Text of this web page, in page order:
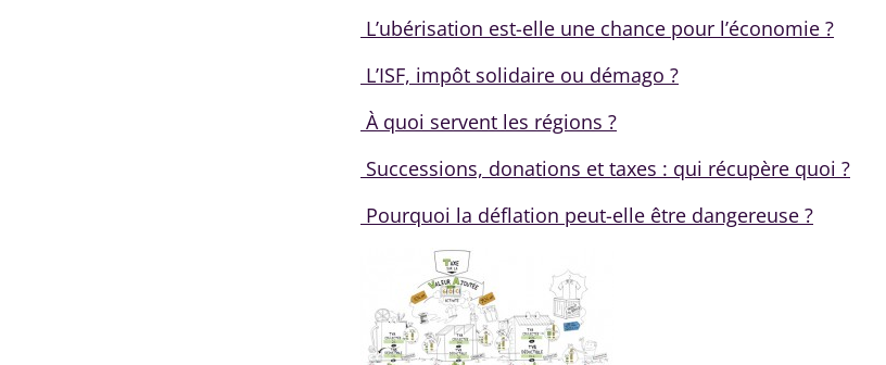
L’ubérisation est-elle une chance pour l’économie ?
L’ISF, impôt solidaire ou démago ?
À quoi servent les régions ?
Successions, donations et taxes : qui récupère quoi ?
Pourquoi la déflation peut-elle être dangereuse ?